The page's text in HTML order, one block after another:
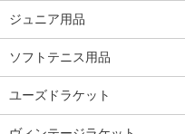
ジュニア用品
ソフトテニス用品
ユーズドラケット